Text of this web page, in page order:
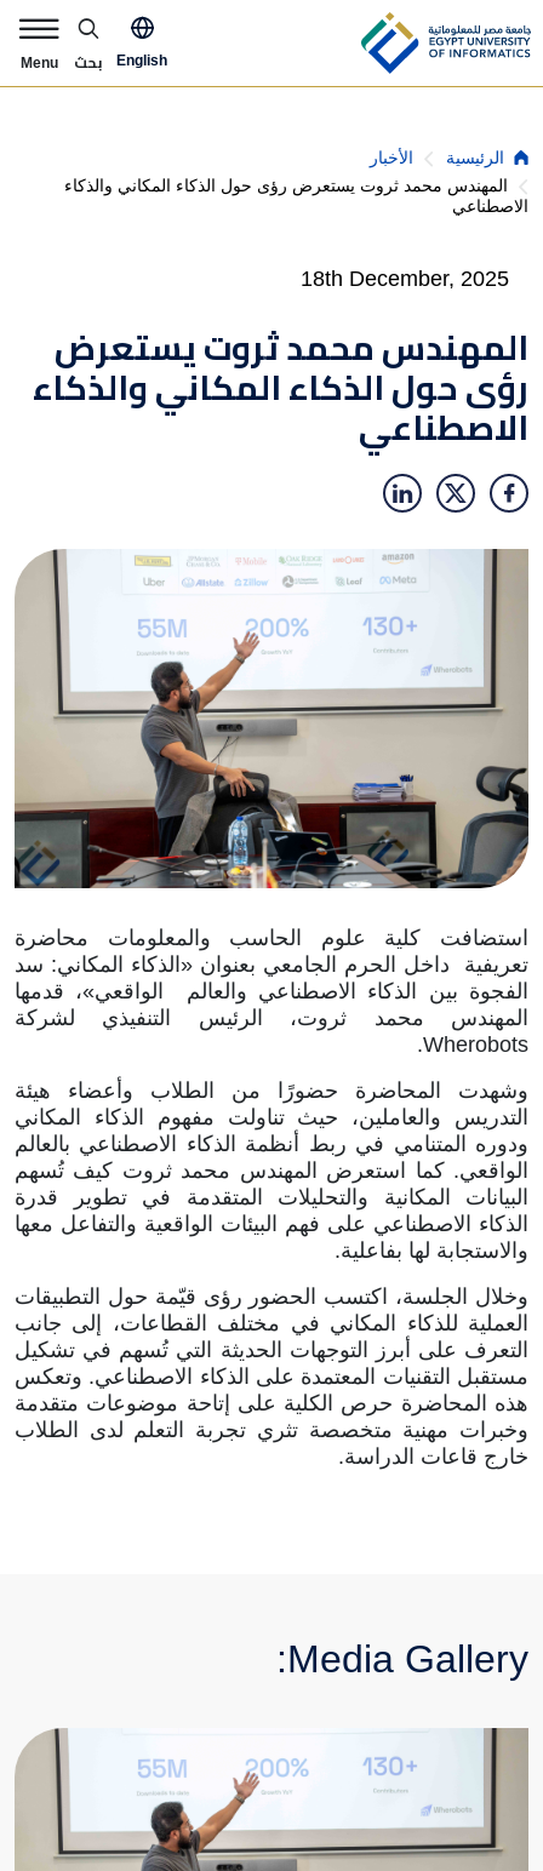
Skip to main content
Now Menu
English بحث Menu
Breadcrumb
الرئيسية
الأخبار
المهندس محمد ثروت يستعرض رؤى حول الذكاء المكاني والذكاء
الاصطناعي
18th December, 2025
المهندس محمد ثروت يستعرض
رؤى حول الذكاء المكاني والذكاء
الاصطناعي
الصورة
استضافت كلية علوم الحاسب والمعلومات محاضرة
تعريفية داخل الحرم الجامعي بعنوان «الذكاء المكاني: سد
الفجوة بين الذكاء الاصطناعي والعالم الواقعي»، قدمها
المهندس محمد ثروت، الرئيس التنفيذي لشركة
Wherobots.
وشهدت المحاضرة حضورًا من الطلاب وأعضاء هيئة
التدريس والعاملين، حيث تناولت مفهوم الذكاء المكاني
ودوره المتنامي في ربط أنظمة الذكاء الاصطناعي بالعالم
الواقعي. كما استعرض المهندس محمد ثروت كيف تُسهم
البيانات المكانية والتحليلات المتقدمة في تطوير قدرة
الذكاء الاصطناعي على فهم البيئات الواقعية والتفاعل معها
والاستجابة لها بفاعلية.
وخلال الجلسة، اكتسب الحضور رؤى قيّمة حول التطبيقات
العملية للذكاء المكاني في مختلف القطاعات، إلى جانب
التعرف على أبرز التوجهات الحديثة التي تُسهم في تشكيل
مستقبل التقنيات المعتمدة على الذكاء الاصطناعي. وتعكس
هذه المحاضرة حرص الكلية على إتاحة موضوعات متقدمة
وخبرات مهنية متخصصة تثري تجربة التعلم لدى الطلاب
خارج قاعات الدراسة.
Media Gallery: